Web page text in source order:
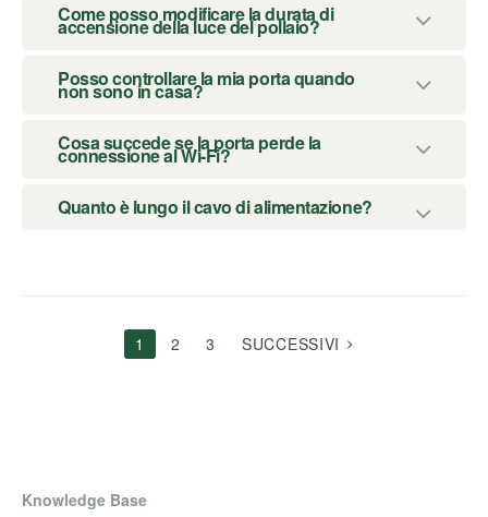
Come posso modificare la durata di
accensione della luce del pollaio?
Posso controllare la mia porta quando
non sono in casa?
Cosa succede se la porta perde la
connessione al Wi-Fi?
Quanto è lungo il cavo di alimentazione?
NAVIGAZIONE
ARTICOLI 1 2 3 SUCCESSIVI
Knowledge Base